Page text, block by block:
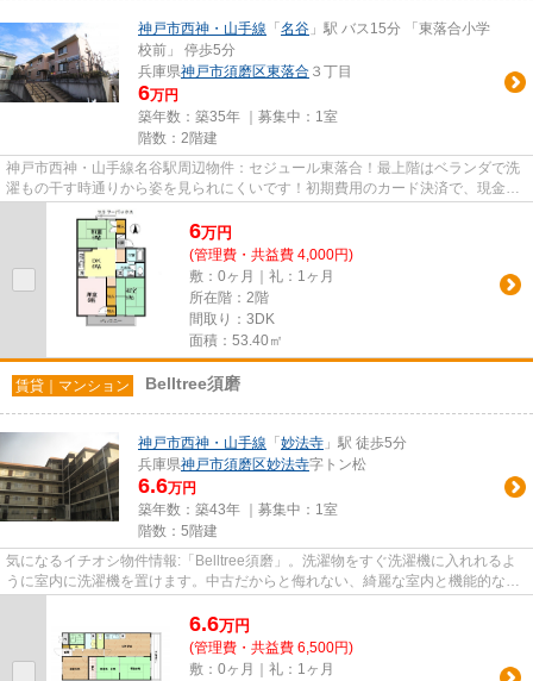
神戸市西神・山手線 「 名谷 」駅 バス15分 「東落合小学
校前」 停歩5分
兵庫県神戸市須磨区東落合 ３丁目
6万円
築年数：築35年 ｜募集中： 1室
階数：2階建
神戸市西神・山手線名谷駅周辺物件：セジュール東落合！最上階はベランダで洗
濯もの干す時通りから姿を見られにくいです！初期費用のカード決済で、現金を
用意する手間が省けます！通...
6万円
(管理費・共益費 4,000円)
敷：0ヶ月｜礼：1ヶ月
所在階：2階
間取り：3DK
面積：53.40㎡
賃貸｜マンション Belltree須磨
神戸市西神・山手線 「 妙法寺 」駅 徒歩5分
兵庫県神戸市須磨区妙法寺字トン松
6.6万円
築年数：築43年 ｜募集中： 1室
階数：5階建
気になるイチオシ物件情報:「Belltree須磨」。洗濯物をすぐ洗濯機に入れれるよ
うに室内に洗濯機を置けます。中古だからと侮れない、綺麗な室内と機能的な設
6.6万円
(管理費・共益費 6,500円)
敷：0ヶ月｜礼：1ヶ月